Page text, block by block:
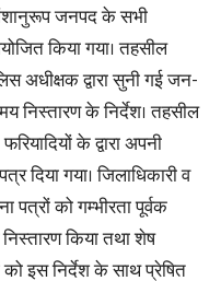
जनपद के सभी
किया गया। तहसील
अधीक्षक द्वारा सुनी गई जन-
निस्तारण के निर्देश। तहसील
के द्वारा अपनी
दिया गया। जिलाधिकारी व
पत्रों को गम्भीरता पूर्वक
किया तथा शेष
को इस निर्देश के साथ प्रेषित